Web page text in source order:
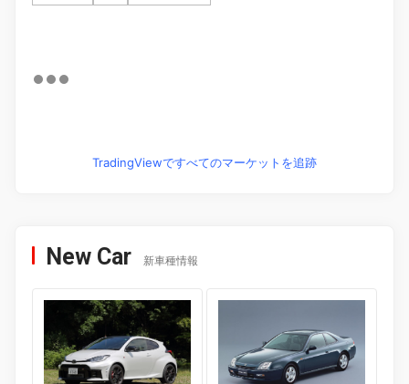
TradingViewですべてのマーケットを追跡
New Car 新車種情報